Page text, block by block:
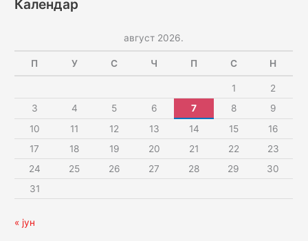
Календар
август 2026.
П У С Ч П С Н
1
2
3
4 5 6 7 8
9
10
11 12 13 14 15
16
17
18 19 20 21 22
23
24
25 26 27 28 29
30
31
« јун